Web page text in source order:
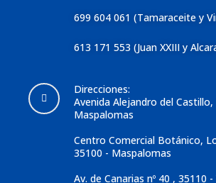
699 604 061 (Tamaraceite y
613 171 553 (Juan XXIII y
Direcciones:
Avenida Alejandro del Castillo,
Maspalomas
Centro Comercial Botánico,
35100 - Maspalomas
Av. de Canarias nº 40 , 35110